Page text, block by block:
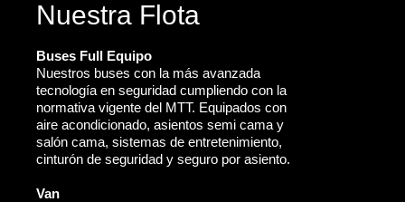
Nuestra Flota
Buses Full Equipo
Nuestros buses con la más avanzada
tecnología en seguridad cumpliendo con la
normativa vigente del MTT. Equipados con
aire acondicionado, asientos semi cama y
salón cama, sistemas de entretenimiento,
cinturón de seguridad y seguro por asiento.
Van